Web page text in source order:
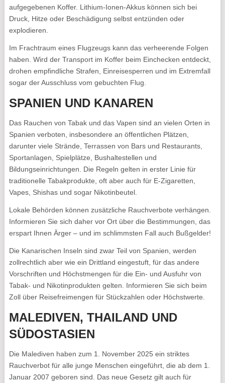
aufgegebenen Koffer. Lithium-Ionen-Akkus können sich bei
Druck, Hitze oder Beschädigung selbst entzünden oder
explodieren.
Im Frachtraum eines Flugzeugs kann das verheerende Folgen
haben. Wird der Transport im Koffer beim Einchecken entdeckt,
drohen empfindliche Strafen, Einreisesperren und im Extremfall
sogar der Ausschluss vom gebuchten Flug.
SPANIEN UND KANAREN
Das Rauchen von Tabak und das Vapen sind an vielen Orten in
Spanien verboten, insbesondere an öffentlichen Plätzen,
darunter viele Strände, Terrassen von Bars und Restaurants,
Sportanlagen, Spielplätze, Bushaltestellen und
Bildungseinrichtungen. Die Regeln gelten in erster Linie für
traditionelle Tabakprodukte, oft aber auch für E-Zigaretten,
Vapes, Shishas und sogar Nikotinbeutel.
Lokale Behörden können zusätzliche Rauchverbote verhängen.
Informieren Sie sich daher vor Ort über die Bestimmungen, das
erspart Ihnen Ärger – und im schlimmsten Fall auch Bußgelder!
Die Kanarischen Inseln sind zwar Teil von Spanien, werden
zollrechtlich aber wie ein Drittland eingestuft, für das andere
Vorschriften und Höchstmengen für die Ein- und Ausfuhr von
Tabak- und Nikotinprodukten gelten. Informieren Sie sich beim
Zoll über Reisefreimengen für Stückzahlen oder Höchstwerte.
MALEDIVEN, THAILAND UND
SÜDOSTASIEN
Die Malediven haben zum 1. November 2025 ein striktes
Rauchverbot für alle junge Menschen eingeführt, die ab dem 1.
Januar 2007 geboren sind. Das neue Gesetz gilt auch für